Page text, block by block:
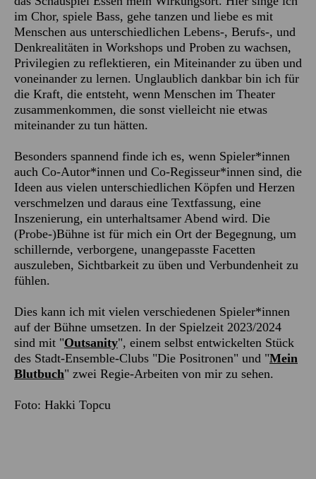
im Chor, spiele Bass, gehe tanzen und liebe es mit
Menschen aus unterschiedlichen Lebens-, Berufs-, und
Denkrealitäten in Workshops und Proben zu wachsen,
Privilegien zu reflektieren, ein Miteinander zu üben und
voneinander zu lernen. Unglaublich dankbar bin ich für
die Kraft, die entsteht, wenn Menschen im Theater
zusammenkommen, die sonst vielleicht nie etwas
miteinander zu tun hätten.
Besonders spannend finde ich es, wenn Spieler*innen
auch Co-Autor*innen und Co-Regisseur*innen sind, die
Ideen aus vielen unterschiedlichen Köpfen und Herzen
verschmelzen und daraus eine Textfassung, eine
Inszenierung, ein unterhaltsamer Abend wird. Die
(Probe-)Bühne ist für mich ein Ort der Begegnung, um
schillernde, verborgene, unangepasste Facetten
auszuleben, Sichtbarkeit zu üben und Verbundenheit zu
fühlen.
Dies kann ich mit vielen verschiedenen Spieler*innen
auf der Bühne umsetzen. In der Spielzeit 2023/2024
sind mit "Outsanity", einem selbst entwickelten Stück
des Stadt-Ensemble-Clubs "Die Positronen" und "Mein
Blutbuch" zwei Regie-Arbeiten von mir zu sehen.
Foto: Hakki Topcu